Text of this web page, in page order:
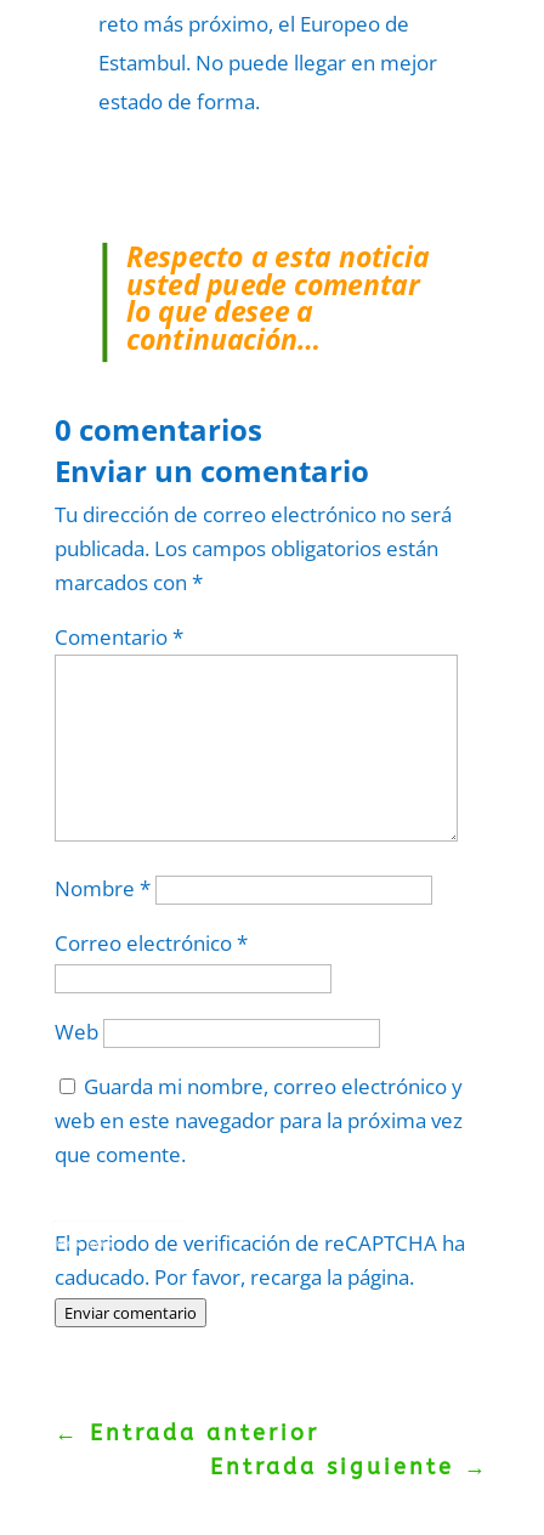
reto más próximo, el Europeo de
Estambul. No puede llegar en mejor
estado de forma.
Respecto a esta noticia
usted puede comentar
lo que desee a
continuación…
0 comentarios
Enviar un comentario
Tu dirección de correo electrónico no será
publicada. Los campos obligatorios están
marcados con *
Comentario*
Nombre *
Correo electrónico*
Web
Guarda mi nombre, correo electrónico y
web en este navegador para la próxima vez
que comente.
El periodo de verificación de reCAPTCHA ha
caducado. Por favor, recarga la página.
Enviar comentario
Politica–Términos.
← Entrada anterior
Entrada siguiente
→